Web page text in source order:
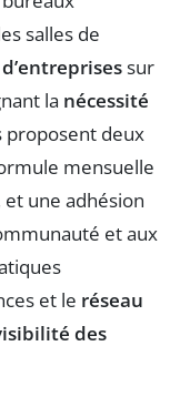
salles de
sur
la nécessité
proposent deux
mensuelle
une adhésion
et aux
et le réseau
des